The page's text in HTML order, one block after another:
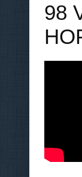
98